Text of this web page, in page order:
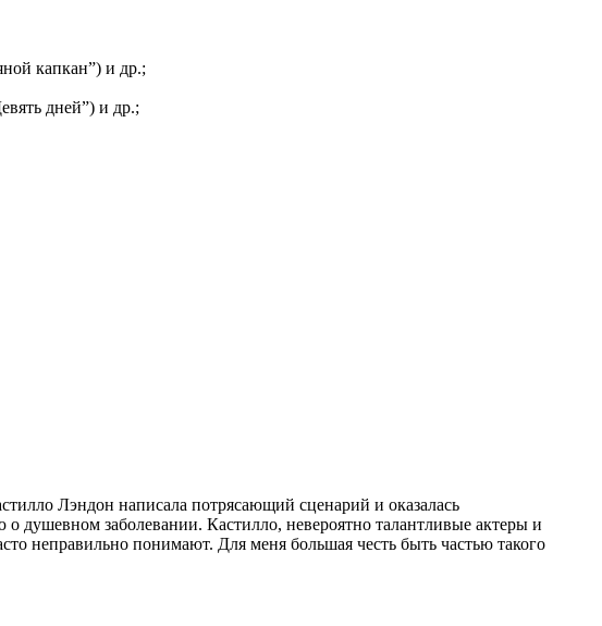
капкан”) и др.;
дней”) и др.;
Лэндон написала потрясающий сценарий и оказалась
душевном заболевании. Кастилло, невероятно талантливые актеры и
неправильно понимают. Для меня большая честь быть частью такого